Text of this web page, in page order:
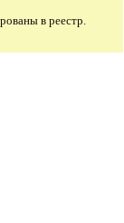
в реестр.